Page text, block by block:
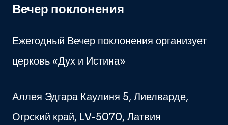
Вечер поклонения
Ежегодный Вечер поклонения организует
церковь «Дух и Истина»
Аллея Эдгара Каулиня 5, Лиелварде,
Огрский край, LV-5070, Латвия